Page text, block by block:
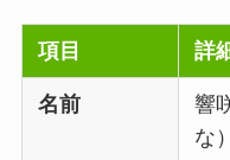
項目 詳
名前
響
な）